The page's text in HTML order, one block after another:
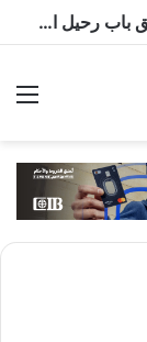
أزمة البرازيلي بيزيرا تشتعل.. الزمالك يغلق باب رحيل اللاعب ويؤكد : « لن ندخل في مفاوضات بشأن أي عروض »